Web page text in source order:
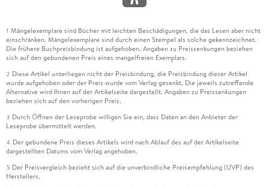
1 Mängelexemplare sind Bücher mit leichten Beschädigungen, die das Lesen aber nicht
einschränken. Mängelexemplare sind durch einen Stempel als solche gekennzeichnet.
Die frühere Buchpreisbindung ist aufgehoben. Angaben zu Preissenkungen beziehen
sich auf den gebundenen Preis eines mangelfreien Exemplars.
2 Diese Artikel unterliegen nicht der Preisbindung, die Preisbindung dieser Artikel
wurde aufgehoben oder der Preis wurde vom Verlag gesenkt. Die jeweils zutreffende
Alternative wird Ihnen auf der Artikelseite dargestellt. Angaben zu Preissenkungen
beziehen sich auf den vorherigen Preis.
3 Durch Öffnen der Leseprobe willigen Sie ein, dass Daten an den Anbieter der
Leseprobe übermittelt werden.
4 Der gebundene Preis dieses Artikels wird nach Ablauf des auf der Artikelseite
dargestellten Datums vom Verlag angehoben.
5 Der Preisvergleich bezieht sich auf die unverbindliche Preisempfehlung (UVP) des
Herstellers.